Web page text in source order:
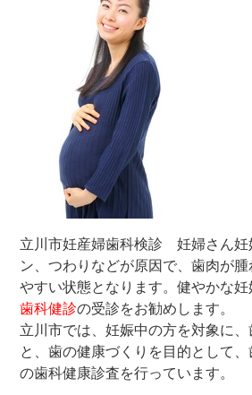
アクセス・診療時
歯周病専門サイト
立川市妊産婦歯科検診 妊婦さん妊
ン、つわりなどが原因で、歯肉が
やすい状態となります。健やかな
歯科健診の受診をお勧めします。
立川市では、妊娠中の方を対象に
と、歯の健康づくりを目的として
の歯科健康診査を行っています。